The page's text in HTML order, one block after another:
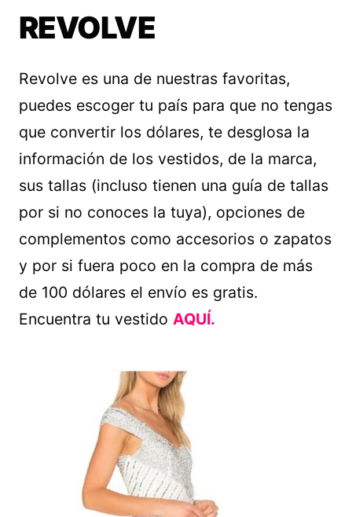
REVOLVE
Revolve es una de nuestras favoritas,
puedes escoger tu país para que no tengas
que convertir los dólares, te desglosa la
información de los vestidos, de la marca,
sus tallas (incluso tienen una guía de tallas
por si no conoces la tuya), opciones de
complementos como accesorios o zapatos
y por si fuera poco en la compra de más
de 100 dólares el envío es gratis.
Encuentra tu vestido AQUÍ.